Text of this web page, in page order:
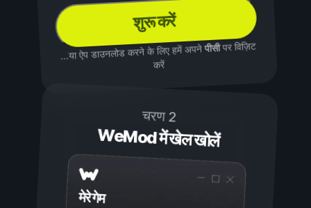
शुरू करें
...या ऐप डाउनलोड करने के लिए हमें अपनेपीसीपर विज़िट
करें
चरण 2
WeMod में खेल खोलें
मेरे गेम